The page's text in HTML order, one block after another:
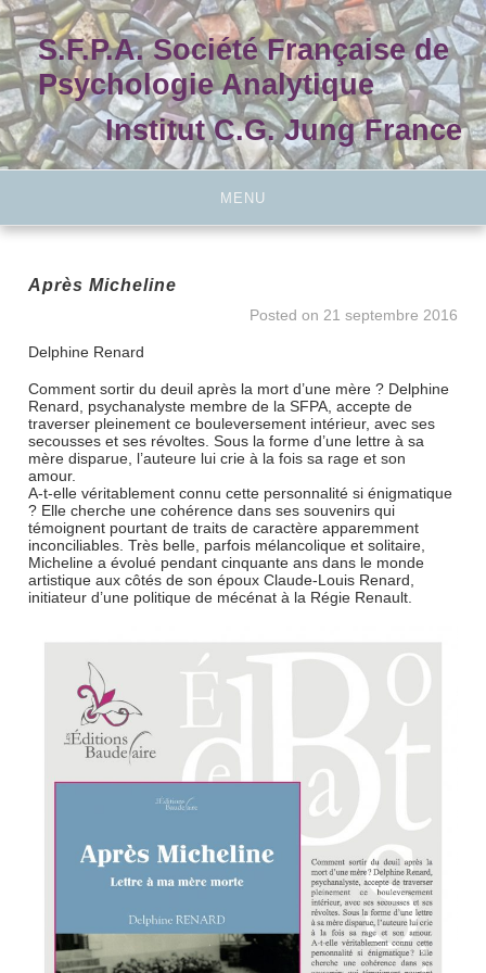
Skip
to
contentS.F.P.A. Société Française de
Psychologie Analytique
Institut C.G. Jung France
MENU
Après Micheline
Posted on 21 septembre 2016
Delphine Renard
Comment sortir du deuil après la mort d’une mère ? Delphine
Renard, psychanalyste membre de la SFPA, accepte de
traverser pleinement ce bouleversement intérieur, avec ses
secousses et ses révoltes. Sous la forme d’une lettre à sa
mère disparue, l’auteure lui crie à la fois sa rage et son
amour.
A-t-elle véritablement connu cette personnalité si énigmatique
? Elle cherche une cohérence dans ses souvenirs qui
témoignent pourtant de traits de caractère apparemment
inconciliables. Très belle, parfois mélancolique et solitaire,
Micheline a évolué pendant cinquante ans dans le monde
artistique aux côtés de son époux Claude-Louis Renard,
initiateur d’une politique de mécénat à la Régie Renault.